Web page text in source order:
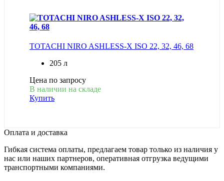
TOTACHI NIRO ASHLESS-X ISO 22, 32, 46, 68
205 л
Цена по запросу
В наличии на складе
Купить
Оплата и доставка
Гибкая система оплаты, предлагаем товар только из наличия у
нас или наших партнеров, оперативная отгрузка ведущими
транспортными компаниями.